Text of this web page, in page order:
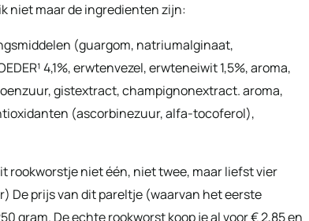
niet maar de ingredienten zijn:
(guargom, natriumalginaat,
4,1%, erwtenvezel, erwteneiwit 1,5%, aroma,
gistextract, champignonextract. aroma,
(ascorbinezuur, alfa-tocoferol),
rookworstje niet één, niet twee, maar liefst vier
De prijs van dit pareltje (waarvan het eerste
gram. De echte rookworst koop je al voor € 2,85 en